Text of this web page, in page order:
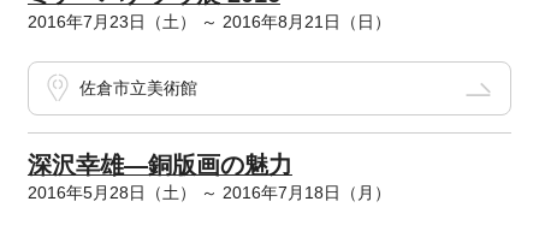
2016年7月23日（土） ～ 2016年8月21日（日）
佐倉市立美術館
深沢幸雄―銅版画の魅力
2016年5月28日（土） ～ 2016年7月18日（月）